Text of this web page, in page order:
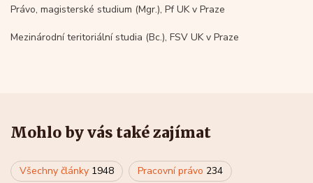
Právo, magisterské studium (Mgr.), Pf UK v Praze
Mezinárodní teritoriální studia (Bc.), FSV UK v Praze
Mohlo by vás také zajímat
Všechny články 1948 Pracovní právo 234